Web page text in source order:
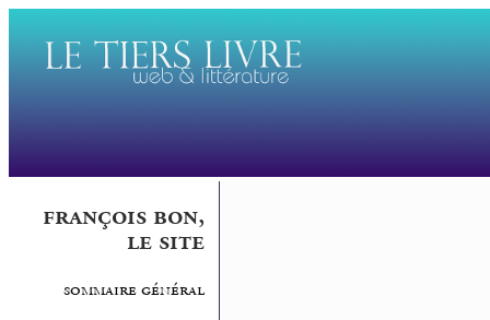
françois bon,
le site
sommaire général